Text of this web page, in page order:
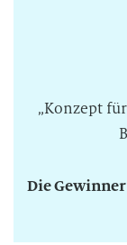
„Konzept
Die